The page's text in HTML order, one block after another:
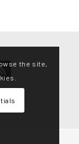
the site,